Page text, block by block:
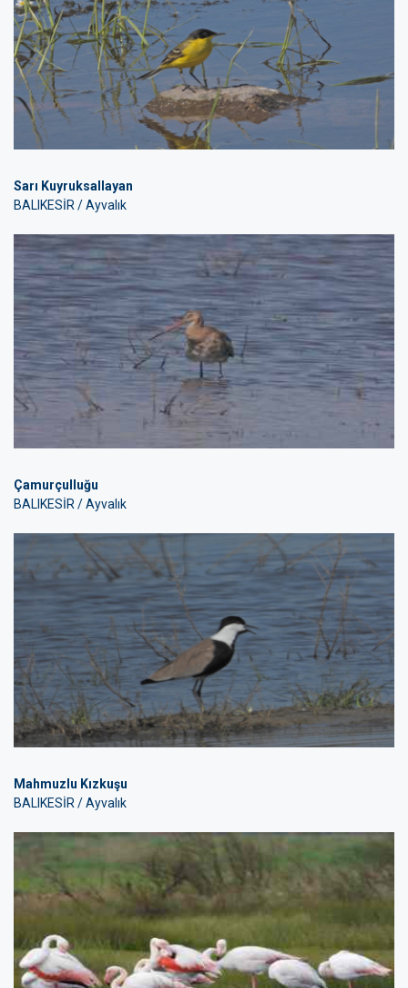
Sarı Kuyruksallayan
BALIKESİR / Ayvalık
Çamurçulluğu
BALIKESİR / Ayvalık
Mahmuzlu Kızkuşu
BALIKESİR / Ayvalık